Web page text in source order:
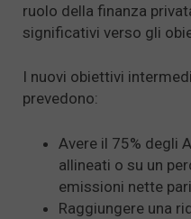
ruolo della finanza
significativi verso gli
I nuovi obiettivi
prevedono:
Avere il 75% degli
allineati o su un
emissioni nette
Raggiungere una